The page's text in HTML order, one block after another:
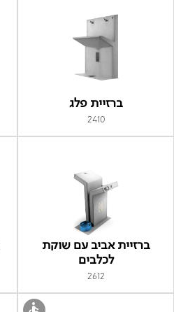
ברזיית פלג
2410
ברזיית אביב עם שוקת
לכלבים
2612